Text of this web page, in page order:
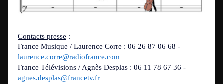
Contacts presse :
France Musique / Laurence Corre : 06 26 87 06 68 -
laurence.corre@radiofrance.com
France Télévisions / Agnès Desplas : 06 11 78 67 36 -
agnes.desplas@francetv.fr